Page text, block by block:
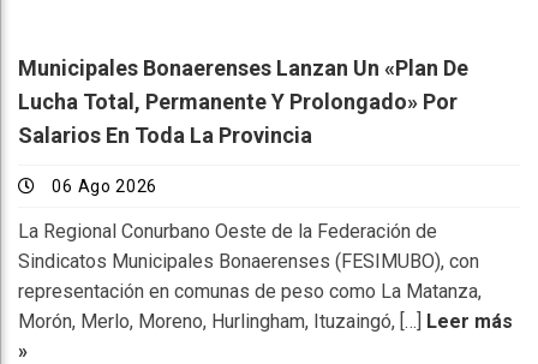
Municipales Bonaerenses Lanzan Un «plan De
Lucha Total, Permanente Y Prolongado» Por
Salarios En Toda La Provincia
06 Ago 2026
La Regional Conurbano Oeste de la Federación de
Sindicatos Municipales Bonaerenses (FESIMUBO), con
representación en comunas de peso como La Matanza,
Morón, Merlo, Moreno, Hurlingham, Ituzaingó, […] Leer más
»